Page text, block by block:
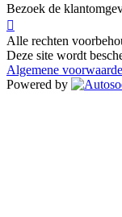
Bezoek de
Alle rechten
Deze site wordt
Algemene
Powered by